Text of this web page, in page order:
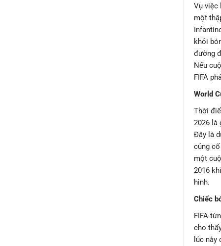
Vụ việc
một
khỏi
đường
Nếu
FIFA
World
Thời
2026 là
Đây là
củng
một
2016
hình.
Chiếc
FIFA
cho
lúc